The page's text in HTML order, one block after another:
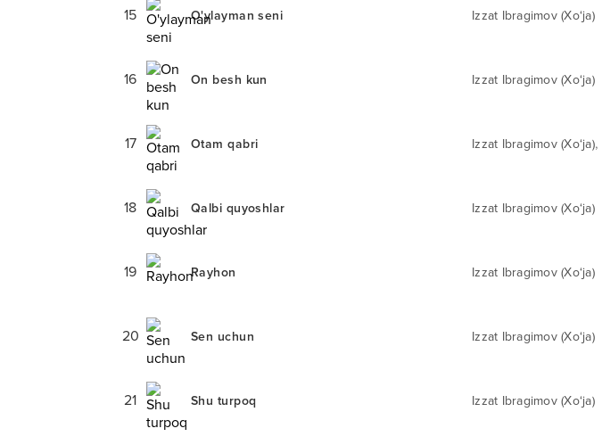
15 O'ylayman seni Izzat Ibragimov (Xo‘ja)
16 On besh kun Izzat Ibragimov (Xo‘ja)
17 Otam qabri Izzat Ibragimov (Xo‘ja),
18 Qalbi quyoshlar Izzat Ibragimov (Xo‘ja)
19 Rayhon Izzat Ibragimov (Xo‘ja)
20 Sen uchun Izzat Ibragimov (Xo‘ja)
21 Shu turpoq Izzat Ibragimov (Xo‘ja)